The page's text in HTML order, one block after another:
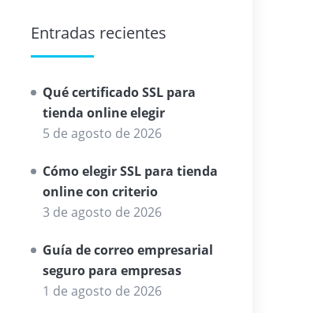
Entradas recientes
Qué certificado SSL para
tienda online elegir
5 de agosto de 2026
Cómo elegir SSL para tienda
online con criterio
3 de agosto de 2026
Guía de correo empresarial
seguro para empresas
1 de agosto de 2026